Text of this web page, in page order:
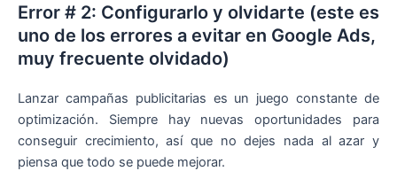
Error # 2: Configurarlo y olvidarte (este es
uno de los errores a evitar en Google Ads,
muy frecuente olvidado)
Lanzar campañas publicitarias es un juego constante de
optimización. Siempre hay nuevas oportunidades para
conseguir crecimiento, así que no dejes nada al azar y
piensa que todo se puede mejorar.